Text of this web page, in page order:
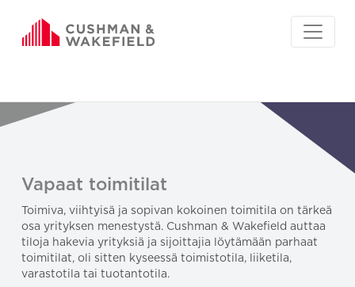
Vapaat toimitilat
Toimiva, viihtyisä ja sopivan kokoinen toimitila on tärkeä
osa yrityksen menestystä. Cushman & Wakefield auttaa
tiloja hakevia yrityksiä ja sijoittajia löytämään parhaat
toimitilat, oli sitten kyseessä toimistotila, liiketila,
varastotila tai tuotantotila.